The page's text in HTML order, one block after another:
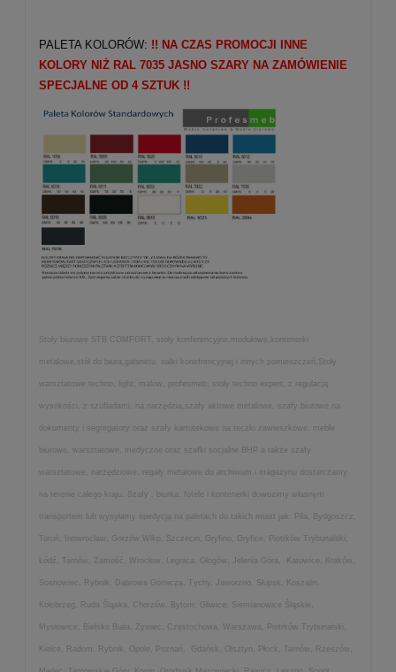
PALETA KOLORÓW: !! NA CZAS PROMOCJI INNE
KOLORY NIŻ RAL 7035 JASNO SZARY NA ZAMÓWIENIE
SPECJALNE OD 4 SZTUK !!
Stoły biurowe STB COMFORT, stoły konferencyjne,modułowe,kontenerki
metalowe,stół do biura,gabinetu, salki konefrencyjnej i innych pomieszczeń,Stoły
warsztatowe techno, light, malow, profesmeb, stoły techno expert, z regulacją
wysokości, z szufladami, na narzędzia,szafy aktowe metalowe, szafy biurowe na
dokumenty i segregatory oraz szafy kartotekowe na teczki zawieszkowe, meble
biurowe, warsztatowe, medyczne oraz szafki socjalne BHP a także szafy
warsztatowe, narzędziowe, regały metalowe do archiwum i magazynu dostarczamy
na terenie całego kraju. Szafy , biurka, fotele i kontenerki dowozimy własnym
transportem lub wysyłamy spedycją na paletach do takich miast jak: Piła, Bydgoszcz,
Toruń, Inowrocław, Gorzów Wlkp, Szczecin, Gryfino, Gryfice, Piotrków Trybunalski,
Łódź, Tarnów, Zamość, Wrocław, Legnica, Głogów, Jelenia Góra, Katowice, Kraków,
Sosnowiec, Rybnik, Dąbrowa Górnicza, Tychy, Jaworzno, Słupsk, Koszalin,
Kołobrzeg, Ruda Śląska, Chorzów, Bytom, Gliwice, Siemianowice Śląskie,
Mysłowice, Bielsko Biała, Żywiec, Częstochowa, Warszawa, Piotrków Trybunalski,
Kielce, Radom, Rybnik, Opole, Poznań, Gdańsk, Olsztyn, Płock, Tarnów, Rzeszów,